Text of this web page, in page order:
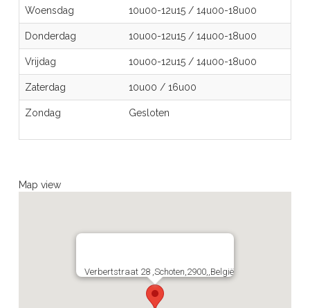
Woensdag 10u00-12u15 /14u00-18u00
Donderdag 10u00-12u15 /14u00-18u00
Vrijdag 10u00-12u15 /14u00-18u00
Zaterdag 10u00 /16u00
Zondag Gesloten
Map view
Verbertstraat 28 ,Schoten,2900,,België